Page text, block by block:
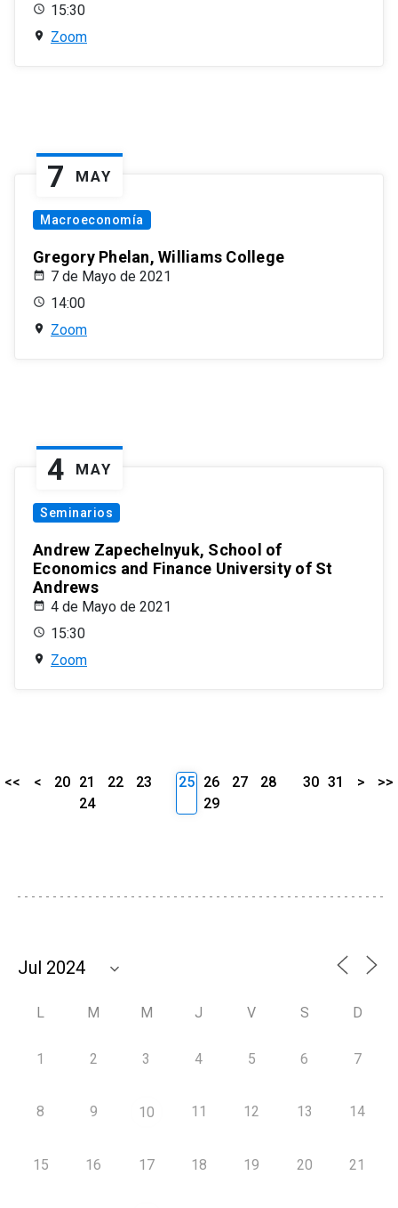
15:30
Zoom
7 MAY
Macroeconomía
Gregory Phelan, Williams College
7 de Mayo de 2021
14:00
Zoom
4 MAY
Seminarios
Andrew Zapechelnyuk, School of
Economics and Finance University of St
Andrews
4 de Mayo de 2021
15:30
Zoom
<< < 20 21 22
23
24
25 26 27
28
29
30 31 > >>
L M M J V S D
1 2 3 4 5 6 7
8 9 10 11 12 13 14
15 16 17 18 19 20 21